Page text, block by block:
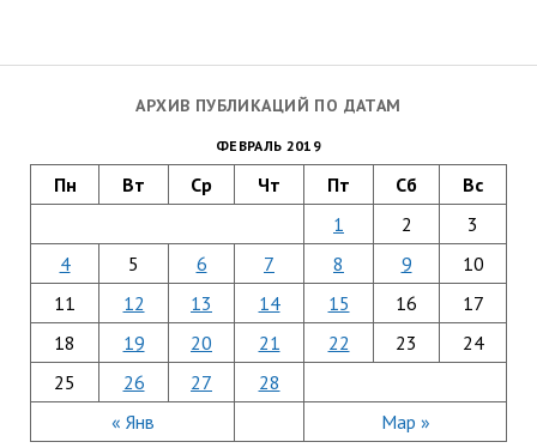
АРХИВ ПУБЛИКАЦИЙ ПО ДАТАМ
ФЕВРАЛЬ 2019
Пн Вт Ср Чт Пт Сб Вс
« Янв Мар »
1 2
3
4
5 6 7 8 9
10
11
12 13 14 15 16
17
18
19 20 21 22 23
24
25
26 27 28